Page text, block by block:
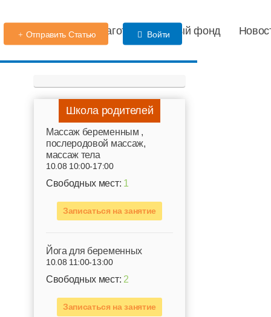
Детский сад Благотворительный фонд
Отправить Статью Войти
Школа родителей
Mассаж беременным ,
послеродовой массаж,
массаж тела
10.08 10:00-17:00
Свободных мест: 1
Записаться на занятие
Йога для беременных
10.08 11:00-13:00
Свободных мест: 2
Записаться на занятие